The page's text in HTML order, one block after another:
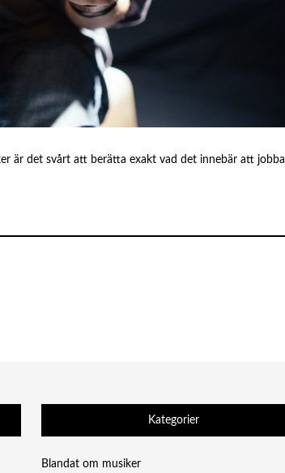
är det svårt att berätta exakt vad det innebär att jobba
Kategorier
Blandat om musiker